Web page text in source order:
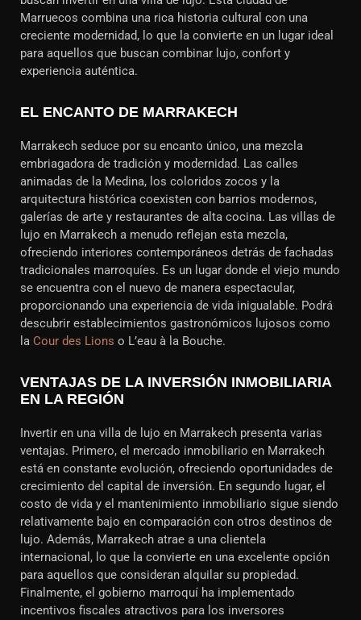
Marruecos combina una rica historia cultural con una
creciente modernidad, lo que la convierte en un lugar ideal
para aquellos que buscan combinar lujo, confort y
experiencia auténtica.
EL ENCANTO DE MARRAKECH
Marrakech seduce por su encanto único, una mezcla
embriagadora de tradición y modernidad. Las calles
animadas de la Medina, los coloridos zocos y la
arquitectura histórica coexisten con barrios modernos,
galerías de arte y restaurantes de alta cocina. Las villas de
lujo en Marrakech a menudo reflejan esta mezcla,
ofreciendo interiores contemporáneos detrás de fachadas
tradicionales marroquíes. Es un lugar donde el viejo mundo
se encuentra con el nuevo de manera espectacular,
proporcionando una experiencia de vida inigualable. Podrá
descubrir establecimientos gastronómicos lujosos como
la Cour des Lions o L’eau à la Bouche.
VENTAJAS DE LA INVERSIÓN INMOBILIARIA
EN LA REGIÓN
Invertir en una villa de lujo en Marrakech presenta varias
ventajas. Primero, el mercado inmobiliario en Marrakech
está en constante evolución, ofreciendo oportunidades de
crecimiento del capital de inversión. En segundo lugar, el
costo de vida y el mantenimiento inmobiliario sigue siendo
relativamente bajo en comparación con otros destinos de
lujo. Además, Marrakech atrae a una clientela
internacional, lo que la convierte en una excelente opción
para aquellos que consideran alquilar su propiedad.
Finalmente, el gobierno marroquí ha implementado
incentivos fiscales atractivos para los inversores